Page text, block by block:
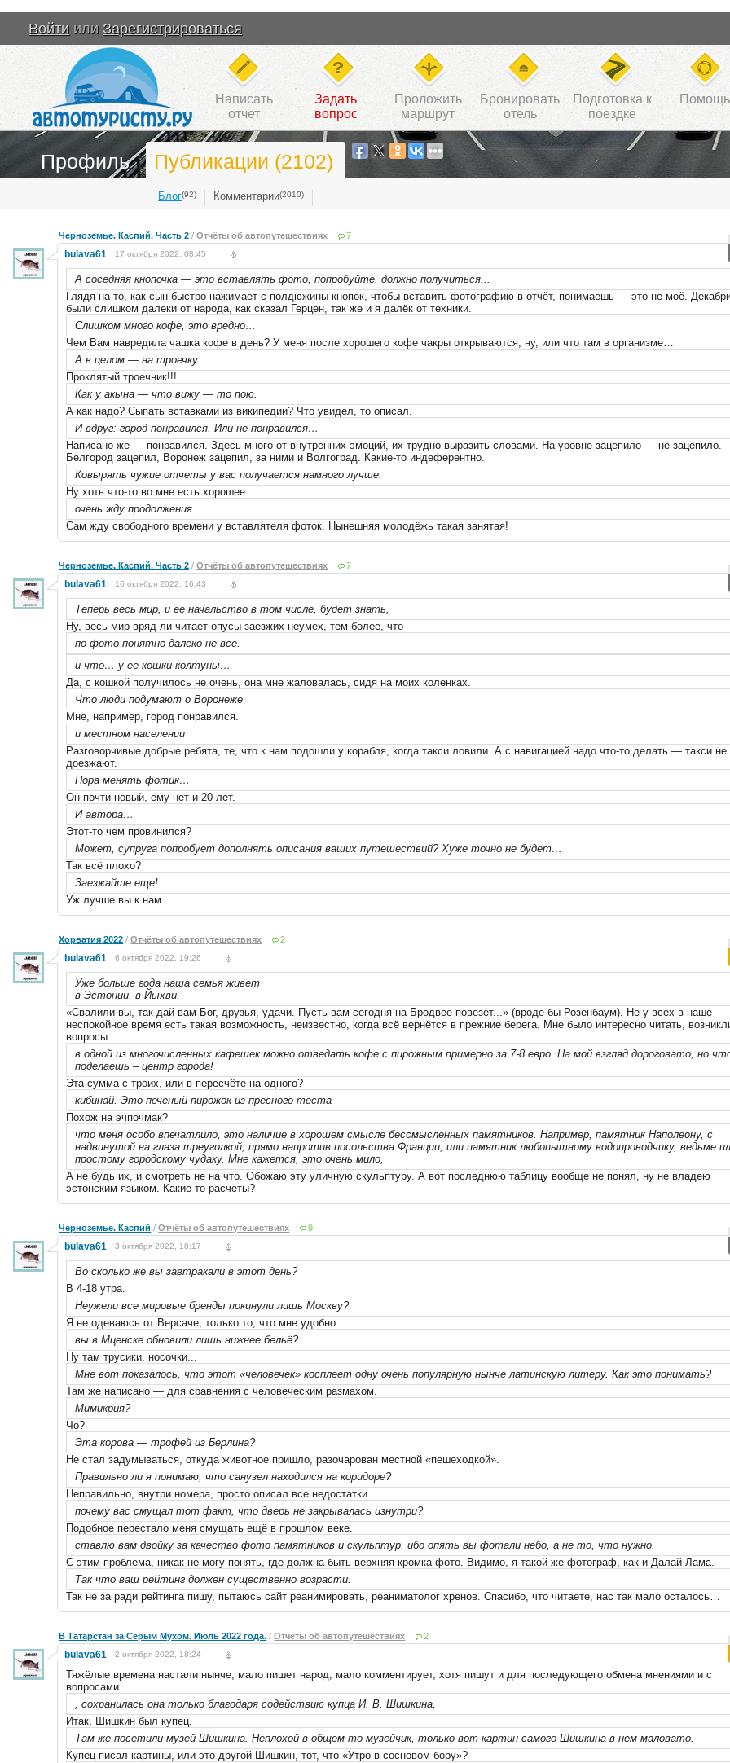
Войти или Зарегистрироваться
Написать
отчет
Задать
вопрос
Проложить
маршрут
Бронировать
отель
Подготовка к
поездке
Помощь
Профиль Публикации (2102)
Блог(92) Комментарии(2010)
Черноземье. Каспий. Часть 2 /Отчёты об автопутешествиях 7
bulava61 17 октября 2022, 08:45
А соседняя кнопочка — это вставлять фото, попробуйте, должно получиться...
Глядя на то, как сын быстро нажимает с полдюжины кнопок, чтобы вставить фотографию в отчёт, понимаешь — это не моё.
были слишком далеки от народа, как сказал Герцен, так же и я далёк от техники.
Слишком много кофе, это вредно…
Чем Вам навредила чашка кофе в день? У меня после хорошего кофе чакры открываются, ну, или что там в организме…
А в целом — на троечку.
Проклятый троечник!!!
Как у акына — что вижу — то пою.
А как надо? Сыпать вставками из википедии? Что увидел, то описал.
И вдруг: город понравился. Или не понравился…
Написано же — понравился. Здесь много от внутренних эмоций, их трудно выразить словами. На уровне зацепило — не зацепило.
Белгород зацепил, Воронеж зацепил, за ними и Волгоград. Какие-то индеферентно.
Ковырять чужие отчеты у вас получается намного лучше.
Ну хоть что-то во мне есть хорошее.
очень жду продолжения
Сам жду свободного времени у вставлятеля фоток. Нынешняя молодёжь такая занятая!
Черноземье. Каспий. Часть 2 /Отчёты об автопутешествиях 7
bulava61 16 октября 2022, 16:43
Теперь весь мир, и ее начальство в том числе, будет знать,
Ну, весь мир вряд ли читает опусы заезжих неумех, тем более, что
по фото понятно далеко не все.
и что… у ее кошки колтуны…
Да, с кошкой получилось не очень, она мне жаловалась, сидя на моих коленках.
Что люди подумают о Воронеже
Мне, например, город понравился.
и местном населении
Разговорчивые добрые ребята, те, что к нам подошли у корабля, когда такси ловили. А с навигацией надо что-то делать — такси не
доезжают.
Пора менять фотик…
Он почти новый, ему нет и 20 лет.
И автора…
Этот-то чем провинился?
Может, супруга попробует дополнять описания ваших путешествий? Хуже точно не будет…
Так всё плохо?
Заезжайте еще!..
Уж лучше вы к нам…
Хорватия 2022 /Отчёты об автопутешествиях 2
bulava61 6 октября 2022, 19:26
Уже больше года наша семья живет
в Эстонии, в Йыхви,
«Свалили вы, так дай вам Бог, друзья, удачи. Пусть вам сегодня на Бродвее повезёт...» (вроде бы Розенбаум). Не у всех в наше
неспокойное время есть такая возможность, неизвестно, когда всё вернётся в прежние берега. Мне было интересно читать,
вопросы.
в одной из многочисленных кафешек можно отведать кофе с пирожным примерно за 7-8 евро. На мой взгляд дороговато, но
поделаешь – центр города!
Эта сумма с троих, или в пересчёте на одного?
кибинай. Это печеный пирожок из пресного теста
Похож на эчпочмак?
что меня особо впечатлило, это наличие в хорошем смысле бессмысленных памятников. Например, памятник Наполеону, с
надвинутой на глаза треуголкой, прямо напротив посольства Франции, или памятник любопытному водопроводчику, ведьме
простому городскому чудаку. Мне кажется, это очень мило,
А не будь их, и смотреть не на что. Обожаю эту уличную скульптуру. А вот последнюю таблицу вообще не понял, ну не владею
эстонским языком. Какие-то расчёты?
Черноземье. Каспий /Отчёты об автопутешествиях 9
bulava61 3 октября 2022, 18:17
Во сколько же вы завтракали в этот день?
В 4-18 утра.
Неужели все мировые бренды покинули лишь Москву?
Я не одеваюсь от Версаче, только то, что мне удобно.
вы в Мценске обновили лишь нижнее бельё?
Ну там трусики, носочки...
Мне вот показалось, что этот «человечек» косплеет одну очень популярную нынче латинскую литеру. Как это понимать?
Там же написано — для сравнения с человеческим размахом.
Мимикрия?
Чо?
Эта корова — трофей из Берлина?
Не стал задумываться, откуда животное пришло, разочарован местной «пешеходкой».
Правильно ли я понимаю, что санузел находился на коридоре?
Неправильно, внутри номера, просто описал все недостатки.
почему вас смущал тот факт, что дверь не закрывалась изнутри?
Подобное перестало меня смущать ещё в прошлом веке.
ставлю вам двойку за качество фото памятников и скульптур, ибо опять вы фотали небо, а не то, что нужно.
С этим проблема, никак не могу понять, где должна быть верхняя кромка фото. Видимо, я такой же фотограф, как и Далай-Лама.
Так что ваш рейтинг должен существенно возрасти.
Так не за ради рейтинга пишу, пытаюсь сайт реанимировать, реаниматолог хренов. Спасибо, что читаете, нас так мало осталось…
В Татарстан за Серым Мухом. Июль 2022 года. /Отчёты об автопутешествиях 2
bulava61 2 октября 2022, 18:24
Тяжёлые времена настали нынче, мало пишет народ, мало комментирует, хотя пишут и для последующего обмена мнениями и с
вопросами.
, сохранилась она только благодаря содействию купца И. В. Шишкина,
Итак, Шишкин был купец.
Там же посетили музей Шишкина. Неплохой в общем то музейчик, только вот картин самого Шишкина в нем маловато.
Купец писал картины, или это другой Шишкин, тот, что «Утро в сосновом бору»?